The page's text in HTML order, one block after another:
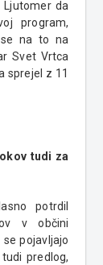
Ljutomer da
program,
na to na
Svet Vrtca
sprejel z 11
tudi za
potrdil
v občini
se pojavljajo
predlog,